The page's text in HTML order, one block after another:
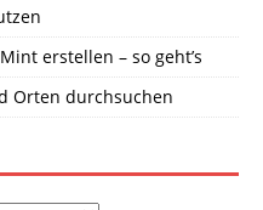
erstellen – so geht’s
Orten durchsuchen